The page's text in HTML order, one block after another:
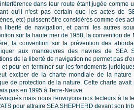
dans leur route étant jugée comme
qu'il n'est pas certain que les actes de
etc) puissent être considérés comme des
liberté de navigation, et parmi les autres
sur la haute mer de 1958, la convention
la convention sur la prévention des
aux manœuvres des navires de SEA
de la liberté de navigation ne permet pas
et pour en terminer sur les fondements
exciper de la charte mondiale de la
de protection de la nature. Cette charte
pas en 1995 à Terre-Neuve.
mais nous renvoyons nos lecteurs à la
pour attraire SEA SHEPHERD devant son